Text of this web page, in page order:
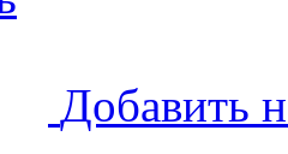
Добавить